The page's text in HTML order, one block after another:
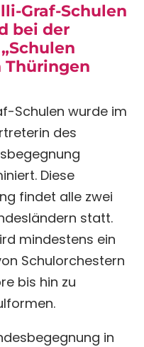
Graf-Schulen
bei der
Thüringen
Schulen wurde im
des
Diese
findet alle zwei
statt.
mindestens ein
Schulorchestern
bis hin zu
in